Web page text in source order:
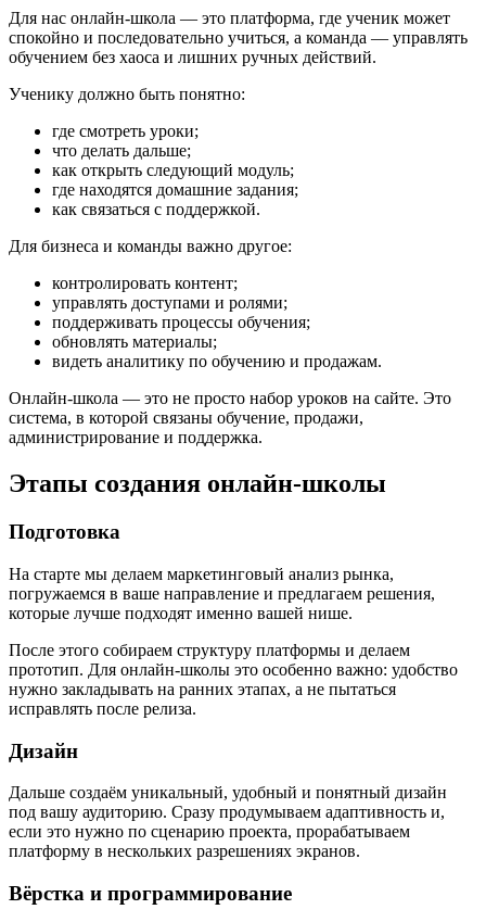
Для нас онлайн-школа — это платформа, где ученик может
спокойно и последовательно учиться, а команда — управлять
обучением без хаоса и лишних ручных действий.
Ученику должно быть понятно:
где смотреть уроки;
что делать дальше;
как открыть следующий модуль;
где находятся домашние задания;
как связаться с поддержкой.
Для бизнеса и команды важно другое:
контролировать контент;
управлять доступами и ролями;
поддерживать процессы обучения;
обновлять материалы;
видеть аналитику по обучению и продажам.
Онлайн-школа — это не просто набор уроков на сайте. Это
система, в которой связаны обучение, продажи,
администрирование и поддержка.
Этапы создания онлайн-школы
Подготовка
На старте мы делаем маркетинговый анализ рынка,
погружаемся в ваше направление и предлагаем решения,
которые лучше подходят именно вашей нише.
После этого собираем структуру платформы и делаем
прототип. Для онлайн-школы это особенно важно: удобство
нужно закладывать на ранних этапах, а не пытаться
исправлять после релиза.
Дизайн
Дальше создаём уникальный, удобный и понятный дизайн
под вашу аудиторию. Сразу продумываем адаптивность и,
если это нужно по сценарию проекта, прорабатываем
платформу в нескольких разрешениях экранов.
Вёрстка и программирование